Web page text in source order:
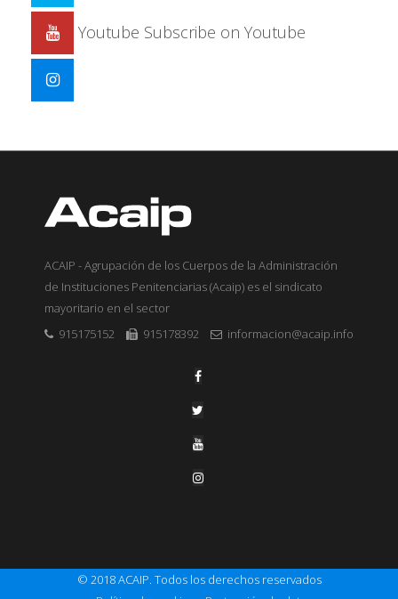
Youtube Subscribe on Youtube
ACAIP - Agrupación de los Cuerpos de la Administración
de Instituciones Penitenciarias (Acaip) es el sindicato
mayoritario en el sector
915175152
915178392 informacion@acaip.info
© 2018 ACAIP. Todos los derechos reservados